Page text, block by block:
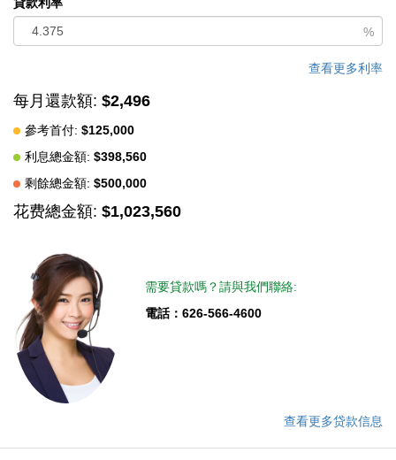
%
查看更多利率
每月還款額: $2,496
參考首付: $125,000
利息總金額: $398,560
剩餘總金額: $500,000
花费總金額: $1,023,560
需要貸款嗎？請與我們聯絡:
電話：626-566-4600
查看更多贷款信息